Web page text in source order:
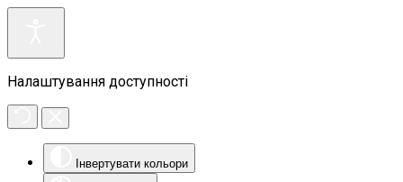
Налаштування доступності
Інвертувати кольори